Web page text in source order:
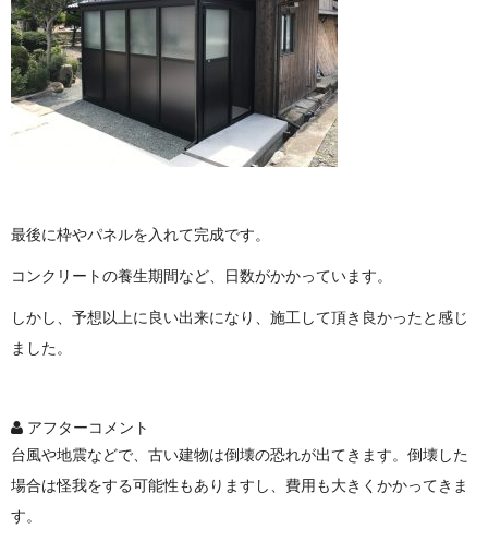
最後に枠やパネルを入れて完成です。
コンクリートの養生期間など、日数がかかっています。
しかし、予想以上に良い出来になり、施工して頂き良かったと感じ
ました。
アフターコメント
台風や地震などで、古い建物は倒壊の恐れが出てきます。倒壊した
場合は怪我をする可能性もありますし、費用も大きくかかってきま
す。